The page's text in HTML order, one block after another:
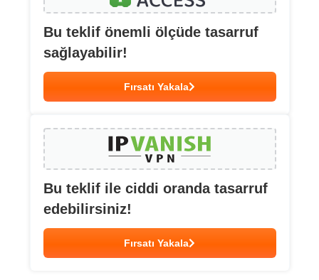
Bu teklif önemli ölçüde tasarruf
sağlayabilir!
Fırsatı Yakala
Bu teklif ile ciddi oranda tasarruf
edebilirsiniz!
Fırsatı Yakala